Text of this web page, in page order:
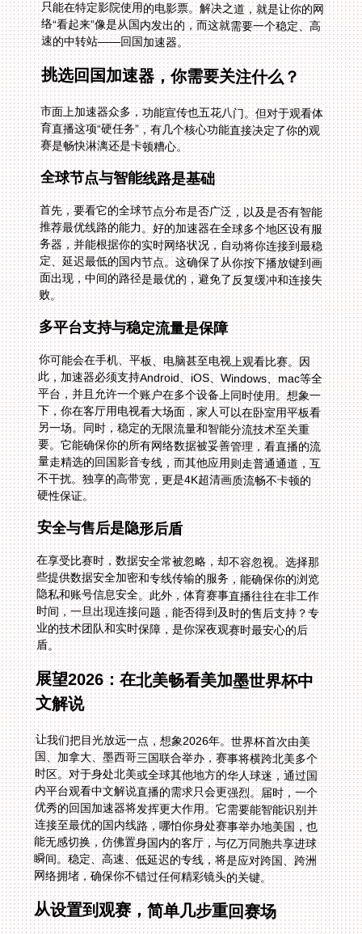
速的中转站——回国加速器。
挑选回国加速器，你需要关注什么？
市面上加速器众多，功能宣传也五花八门。但对于观看体
育直播这项“硬任务”，有几个核心功能直接决定了你的观
赛是畅快淋漓还是卡顿糟心。
全球节点与智能线路是基础
首先，要看它的全球节点分布是否广泛，以及是否有智能
推荐最优线路的能力。好的加速器在全球多个地区设有服
务器，并能根据你的实时网络状况，自动将你连接到最稳
定、延迟最低的国内节点。这确保了从你按下播放键到画
面出现，中间的路径是最优的，避免了反复缓冲和连接失
败。
多平台支持与稳定流量是保障
你可能会在手机、平板、电脑甚至电视上观看比赛。因
此，加速器必须支持Android、iOS、Windows、mac等全
平台，并且允许一个账户在多个设备上同时使用。想象一
下，你在客厅用电视看大场面，家人可以在卧室用平板看
另一场。同时，稳定的无限流量和智能分流技术至关重
要。它能确保你的所有网络数据被妥善管理，看直播的流
量走精选的回国影音专线，而其他应用则走普通通道，互
不干扰。独享的高带宽，更是4K超清画质流畅不卡顿的
硬性保证。
安全与售后是隐形后盾
在享受比赛时，数据安全常被忽略，却不容忽视。选择那
些提供数据安全加密和专线传输的服务，能确保你的浏览
隐私和账号信息安全。此外，体育赛事直播往往在非工作
时间，一旦出现连接问题，能否得到及时的售后支持？专
业的技术团队和实时保障，是你深夜观赛时最安心的后
盾。
展望2026：在北美畅看美加墨世界杯中
文解说
让我们把目光放远一点，想象2026年。世界杯首次由美
国、加拿大、墨西哥三国联合举办，赛事将横跨北美多个
时区。对于身处北美或全球其他地方的华人球迷，通过国
内平台观看中文解说直播的需求只会更强烈。届时，一个
优秀的回国加速器将发挥更大作用。它需要能智能识别并
连接至最优的国内线路，哪怕你身处赛事举办地美国，也
能无感切换，仿佛置身国内的客厅，与亿万同胞共享进球
瞬间。稳定、高速、低延迟的专线，将是应对跨国、跨洲
网络拥堵，确保你不错过任何精彩镜头的关键。
从设置到观赛，简单几步重回赛场